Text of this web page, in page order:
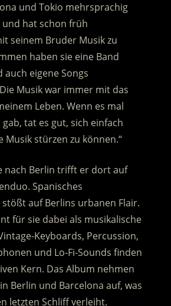
und Tokio mehrsprachig
und hat schon früh
seinem Bruder Musik zu
haben sie eine Band
eigene Songs
Musik war immer mit das
Leben. Wenn es mal
tat es gut, sich einfach
Musik stürzen zu können.“
nach Berlin trifft er dort auf
Spanisches
auf Berlins urbanen Flair.
für sie dabei als musikalische
Keyboards, Percussion,
und Lo-Fi-Sounds finden
Kern. Das Album nehmen
Berlin und Barcelona auf, was
letzten Schliff verleiht.